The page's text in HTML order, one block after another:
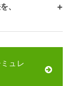
、
+
ュレ